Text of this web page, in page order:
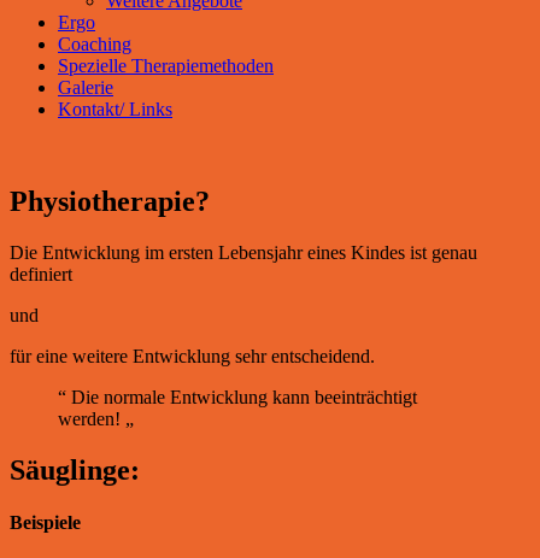
Ergo
Coaching
Spezielle Therapiemethoden
Galerie
Kontakt/ Links
Physiotherapie?
Die Entwicklung im ersten Lebensjahr eines Kindes ist genau
definiert
und
für eine weitere Entwicklung sehr entscheidend.
“ Die normale Entwicklung kann beeinträchtigt
werden! „
Säuglinge:
Beispiele